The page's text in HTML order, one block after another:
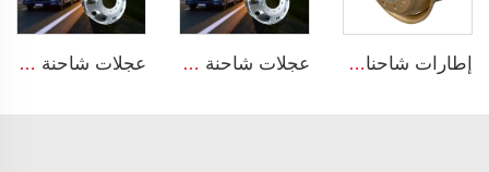
إطارات شاحنات للبيع الحجم 9*22.5 إطارات بلا أنابيب للإطارات 12R22.5 عجلات شاحنة من مادة الألمنيوم حجم 22.5 عجلات ألومنيوم عجلات شاحنة من مادة الألمنيوم حجم 22.5 عجلات ألومنيوم